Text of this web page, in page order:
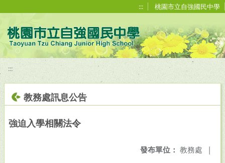
::: 桃園市立自強國民中學
:::
教務處訊息公告
強迫入學相關法令
發布單位： 教務處 |